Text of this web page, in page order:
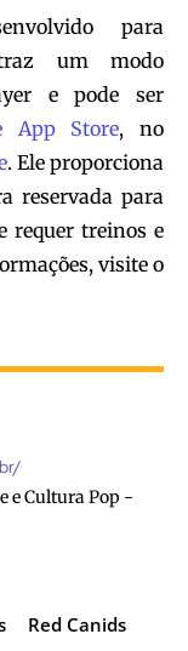
para
um modo
e pode ser
App Store, no
. Ele proporciona
reservada para
requer treinos e
visite o
e Cultura Pop -
Red Canids